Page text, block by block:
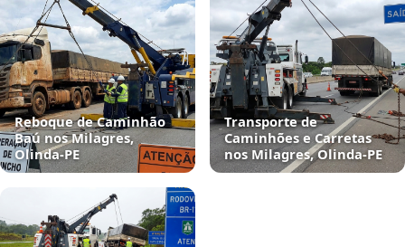
Reboque de Caminhão
Baú nos Milagres,
Olinda‑PE
Transporte de
Caminhões e Carretas
nos Milagres, Olinda‑PE